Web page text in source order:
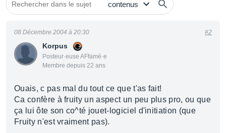
Korpus
Posteur·euse AFfamé·e
Membre depuis 22 ans
08 Décembre 2004 à 20:30 #2
Ouais, c pas mal du tout ce que t'as fait!
Ca confère à fruity un aspect un peu plus pro, ou que
ça lui ôte son co^té jouet-logiciel d'initiation (que
Fruity n'est vraiment pas).